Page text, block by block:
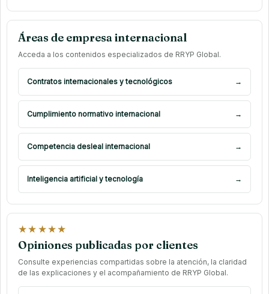
Áreas de empresa internacional
Acceda a los contenidos especializados de RRYP Global.
Contratos internacionales y tecnológicos →
Cumplimiento normativo internacional →
Competencia desleal internacional →
Inteligencia artificial y tecnología →
★★★★★
Opiniones publicadas por clientes
Consulte experiencias compartidas sobre la atención, la claridad
de las explicaciones y el acompañamiento de RRYP Global.